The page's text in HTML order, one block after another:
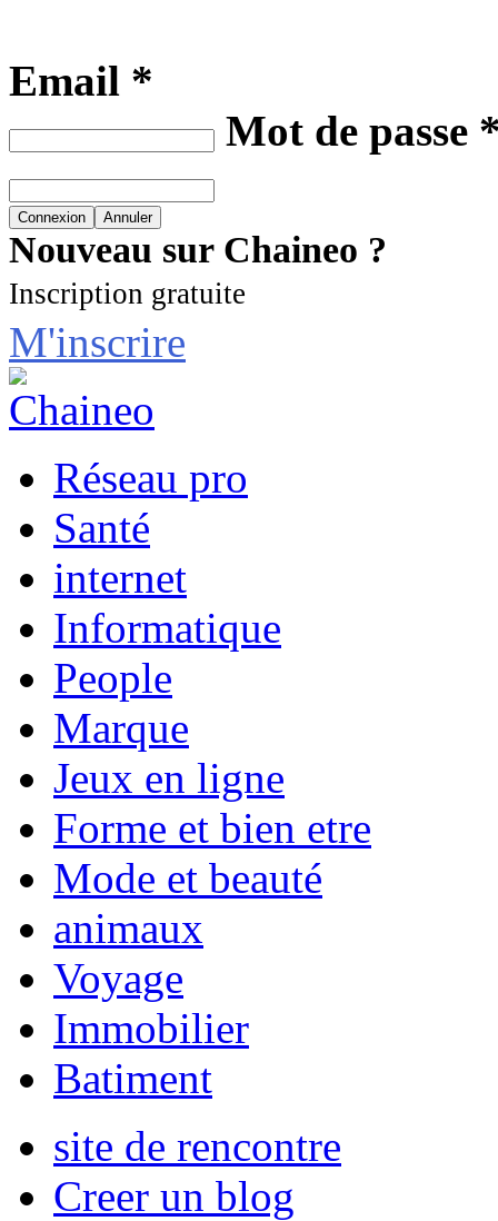
Email *
Mot de passe
Nouveau sur Chaineo ?
Inscription gratuite
M'inscrire
Réseau pro
Santé
internet
Informatique
People
Marque
Jeux en ligne
Forme et bien etre
Mode et beauté
animaux
Voyage
Immobilier
Batiment
site de rencontre
Creer un blog